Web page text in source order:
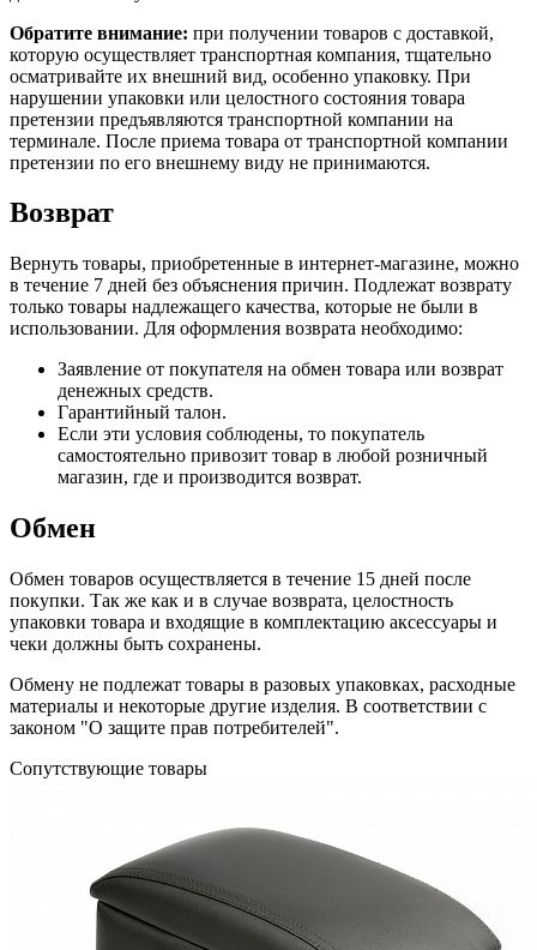
Обратите внимание: при получении товаров с доставкой,
которую осуществляет транспортная компания, тщательно
осматривайте их внешний вид, особенно упаковку. При
нарушении упаковки или целостного состояния товара
претензии предъявляются транспортной компании на
терминале. После приема товара от транспортной компании
претензии по его внешнему виду не принимаются.
Возврат
Вернуть товары, приобретенные в интернет-магазине, можно
в течение 7 дней без объяснения причин. Подлежат возврату
только товары надлежащего качества, которые не были в
использовании. Для оформления возврата необходимо:
Заявление от покупателя на обмен товара или возврат
денежных средств.
Гарантийный талон.
Если эти условия соблюдены, то покупатель
самостоятельно привозит товар в любой розничный
магазин, где и производится возврат.
Обмен
Обмен товаров осуществляется в течение 15 дней после
покупки. Так же как и в случае возврата, целостность
упаковки товара и входящие в комплектацию аксессуары и
чеки должны быть сохранены.
Обмену не подлежат товары в разовых упаковках, расходные
материалы и некоторые другие изделия. В соответствии с
законом "О защите прав потребителей".
Сопутствующие товары